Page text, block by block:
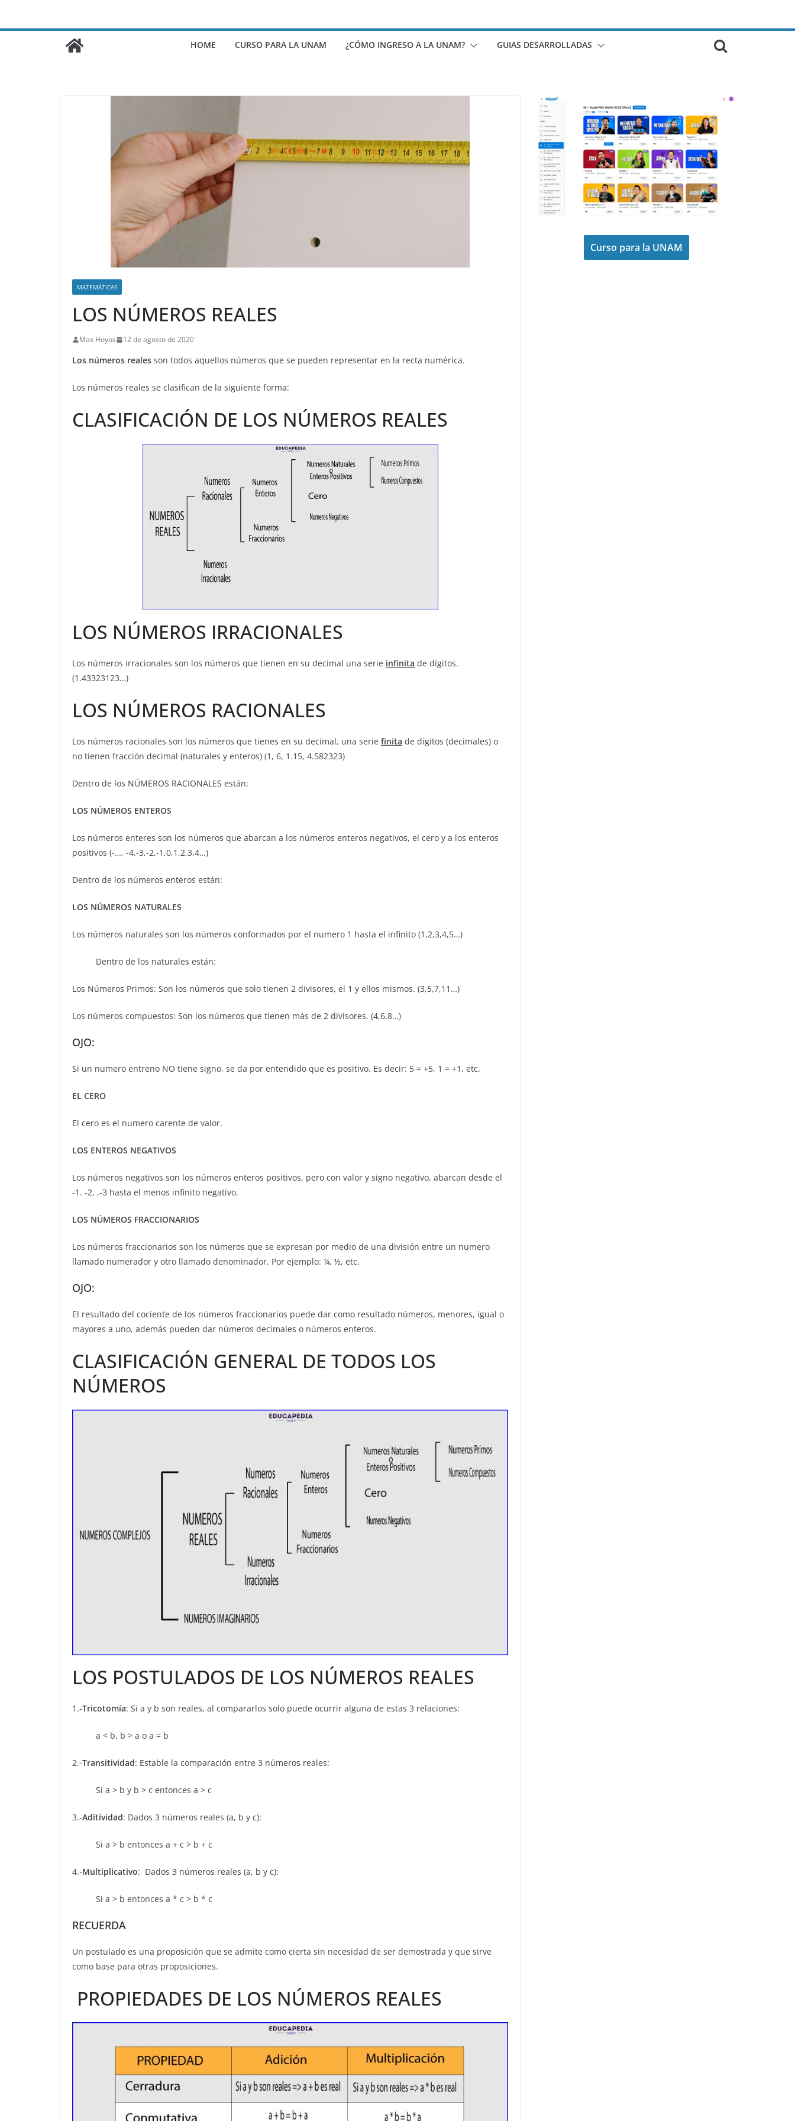
HOME CURSO PARA LA UNAM ¿CÓMO INGRESO A LA UNAM? GUIAS DESARROLLADAS
MATEMÁTICAS
LOS NÚMEROS REALES
Max Hoyos 12 de agosto de 2020
Los números reales son todos aquellos números que se pueden representar en la recta numérica.
Los números reales se clasifican de la siguiente forma:
CLASIFICACIÓN DE LOS NÚMEROS REALES
LOS NÚMEROS IRRACIONALES
Los números irracionales son los números que tienen en su decimal una serie infinita de dígitos.
(1.43323123…)
LOS NÚMEROS RACIONALES
Los números racionales son los números que tienes en su decimal, una serie finita de dígitos (decimales) o
no tienen fracción decimal (naturales y enteros) (1, 6, 1.15, 4.582323)
Dentro de los NÚMEROS RACIONALES están:
LOS NÚMEROS ENTEROS
Los números enteres son los números que abarcan a los números enteros negativos, el cero y a los enteros
positivos (-…, -4.-3,-2,-1,0,1,2,3,4…)
Dentro de los números enteros están:
LOS NÚMEROS NATURALES
Los números naturales son los números conformados por el numero 1 hasta el infinito (1,2,3,4,5…)
Dentro de los naturales están:
Los Números Primos: Son los números que solo tienen 2 divisores, el 1 y ellos mismos. (3,5,7,11…)
Los números compuestos: Son los números que tienen más de 2 divisores. (4,6,8…)
OJO:
Si un numero entreno NO tiene signo, se da por entendido que es positivo. Es decir: 5 = +5, 1 = +1, etc.
EL CERO
El cero es el numero carente de valor.
LOS ENTEROS NEGATIVOS
Los números negativos son los números enteros positivos, pero con valor y signo negativo, abarcan desde el
-1. -2, ,-3 hasta el menos infinito negativo.
LOS NÚMEROS FRACCIONARIOS
Los números fraccionarios son los números que se expresan por medio de una división entre un numero
llamado numerador y otro llamado denominador. Por ejemplo: ¼, ½, etc.
OJO:
El resultado del cociente de los números fraccionarios puede dar como resultado números, menores, igual o
mayores a uno, además pueden dar números decimales o números enteros.
CLASIFICACIÓN GENERAL DE TODOS LOS
NÚMEROS
LOS POSTULADOS DE LOS NÚMEROS REALES
1.-Tricotomía: Si a y b son reales, al compararlos solo puede ocurrir alguna de estas 3 relaciones:
a < b, b > a o a = b
2.-Transitividad: Estable la comparación entre 3 números reales:
Si a > b y b > c entonces a > c
3.-Aditividad: Dados 3 números reales (a, b y c):
Si a > b entonces a + c > b + c
4.-Multiplicativo: Dados 3 números reales (a, b y c):
Si a > b entonces a * c > b * c
RECUERDA
Un postulado es una proposición que se admite como cierta sin necesidad de ser demostrada y que sirve
como base para otras proposiciones.
PROPIEDADES DE LOS NÚMEROS REALES
Curso para la UNAM